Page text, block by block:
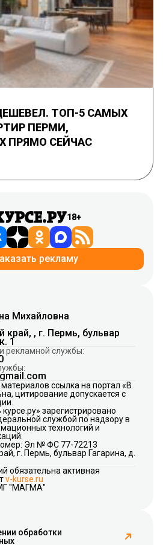
ТОП-5 САМЫХ
ПЕРМИ,
ПРЯМО СЕЙЧАС
18+
рекламу
Михайловна
край, , г. Пермь, бульвар
1
рекламной службы:
ссылка на портал «В
цитирование допускается с
зарегистрировано
службой по надзору в
технологий и
Эл № ФС 77-72213
г. Пермь, бульвар Гагарина, д.
обязательна активная
v-kurse.ru
"МАГМА"
обработки